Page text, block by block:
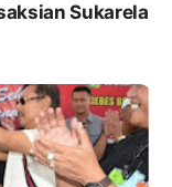
Sukarela